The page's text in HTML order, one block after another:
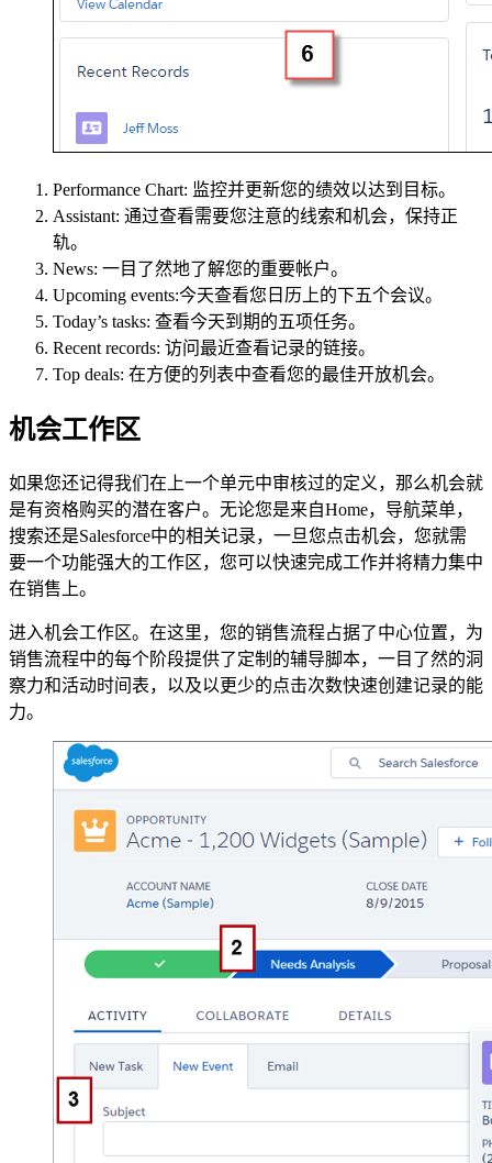
Performance Chart: 监控并更新您的绩效以达到目标。
Assistant: 通过查看需要您注意的线索和机会，保持正
轨。
News: 一目了然地了解您的重要帐户。
Upcoming events:今天查看您日历上的下五个会议。
Today’s tasks: 查看今天到期的五项任务。
Recent records: 访问最近查看记录的链接。
Top deals: 在方便的列表中查看您的最佳开放机会。
机会工作区
如果您还记得我们在上一个单元中审核过的定义，那么机会就
是有资格购买的潜在客户。无论您是来自Home，导航菜单，
搜索还是Salesforce中的相关记录，一旦您点击机会，您就需
要一个功能强大的工作区，您可以快速完成工作并将精力集中
在销售上。
进入机会工作区。在这里，您的销售流程占据了中心位置，为
销售流程中的每个阶段提供了定制的辅导脚本，一目了然的洞
察力和活动时间表，以及以更少的点击次数快速创建记录的能
力。